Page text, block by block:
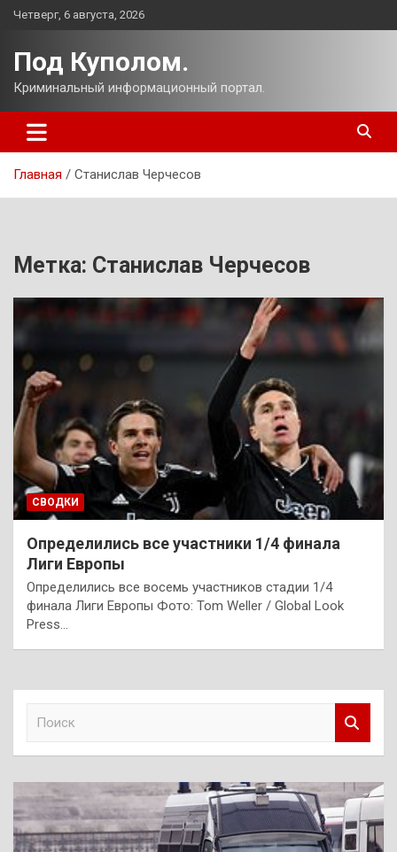
Перейти
Четверг, 6 августа, 2026
Под Куполом.
Криминальный информационный портал.
Главная Станислав Черчесов
Метка: Станислав Черчесов
СВОДКИ
Определились все участники 1/4 финала
Лиги Европы
Определились все восемь участников стадии 1/4
финала Лиги Европы Фото: Tom Weller / Global Look
Press…
к